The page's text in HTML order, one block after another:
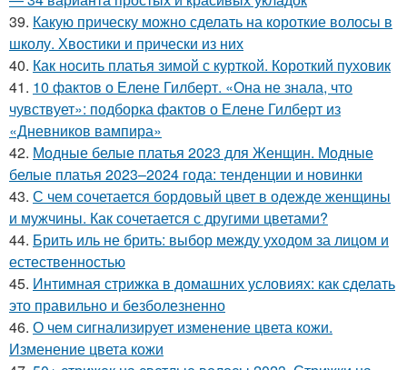
39. Какую прическу можно сделать на короткие волосы в
школу. Хвостики и прически из них
40. Как носить платья зимой с курткой. Короткий пуховик
41. 10 фактов о Елене Гилберт. «Она не знала, что
чувствует»: подборка фактов о Елене Гилберт из
«Дневников вампира»
42. Модные белые платья 2023 для Женщин. Модные
белые платья 2023–2024 года: тенденции и новинки
43. С чем сочетается бордовый цвет в одежде женщины
и мужчины. Как сочетается с другими цветами?
44. Брить иль не брить: выбор между уходом за лицом и
естественностью
45. Интимная стрижка в домашних условиях: как сделать
это правильно и безболезненно
46. О чем сигнализирует изменение цвета кожи.
Изменение цвета кожи